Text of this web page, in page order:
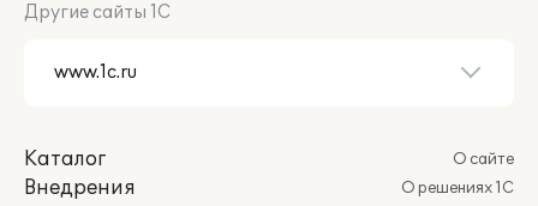
Другие сайты 1С
Каталог
Внедрения
О сайте
О решениях 1С